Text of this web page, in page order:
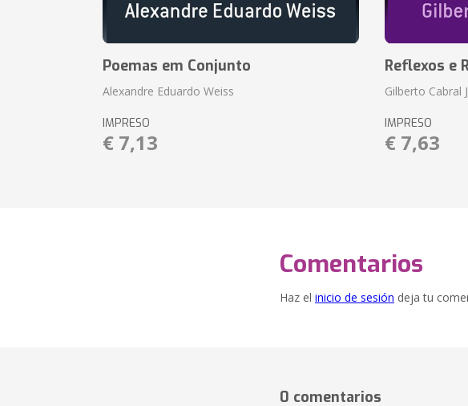
Poemas em Conjunto
Alexandre Eduardo Weiss
IMPRESO
€ 7,13
Reflexos e
Gilberto Cabral
IMPRESO
€ 7,63
Comentarios
Haz el inicio de sesión deja tu
0 comentarios